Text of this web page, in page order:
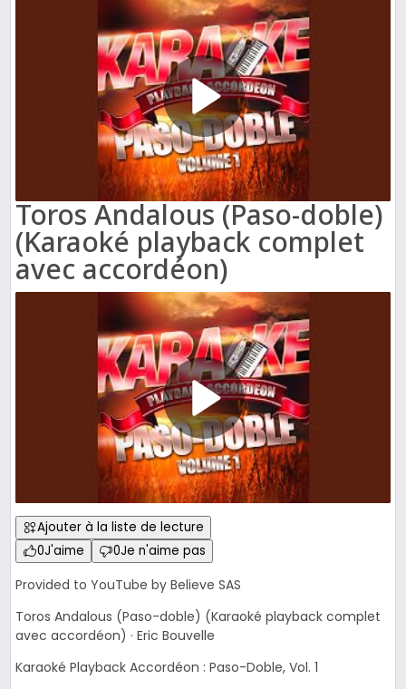
Toros Andalous (Paso-doble)
(Karaoké playback complet
avec accordéon)
Ajouter à la liste de lecture
0J'aime 0Je n'aime pas
Provided to YouTube by Believe SAS
Toros Andalous (Paso-doble) (Karaoké playback complet
avec accordéon) · Eric Bouvelle
Karaoké Playback Accordéon : Paso-Doble, Vol. 1